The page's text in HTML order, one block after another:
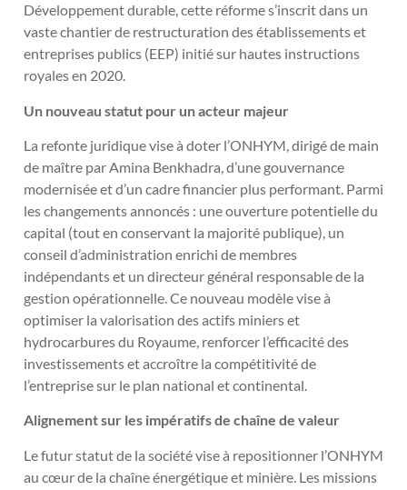
Développement durable, cette réforme s’inscrit dans un
vaste chantier de restructuration des établissements et
entreprises publics (EEP) initié sur hautes instructions
royales en 2020.
Un nouveau statut pour un acteur majeur
La refonte juridique vise à doter l’ONHYM, dirigé de main
de maître par Amina Benkhadra, d’une gouvernance
modernisée et d’un cadre financier plus performant. Parmi
les changements annoncés : une ouverture potentielle du
capital (tout en conservant la majorité publique), un
conseil d’administration enrichi de membres
indépendants et un directeur général responsable de la
gestion opérationnelle. Ce nouveau modèle vise à
optimiser la valorisation des actifs miniers et
hydrocarbures du Royaume, renforcer l’efficacité des
investissements et accroître la compétitivité de
l’entreprise sur le plan national et continental.
Alignement sur les impératifs de chaîne de valeur
Le futur statut de la société vise à repositionner l’ONHYM
au cœur de la chaîne énergétique et minière. Les missions